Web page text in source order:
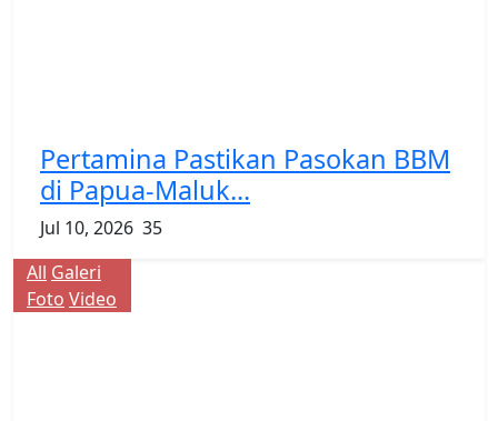
Pertamina Pastikan Pasokan BBM
di Papua-Maluk...
Jul 10, 2026 35
All Galeri
Foto Video